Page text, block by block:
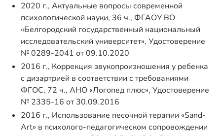
2020 г., Актуальные вопросы современной
психологической науки, 36 ч., ФГАОУ ВО
«Белгородский государственный национальный
исследовательский университет», Удостоверение
№ 0289-2041 от 09.10.2020
2016 г., Коррекция звукопроизношения у ребенка
с дизартрией в соответствии с требованиями
ФГОС, 72 ч., АНО «Логопед плюс», Удостоверение
№ 2335-16 от 30.09.2016
2016 г., Использование песочной терапии «Sand-
Art» в психолого-педагогическом сопровождении